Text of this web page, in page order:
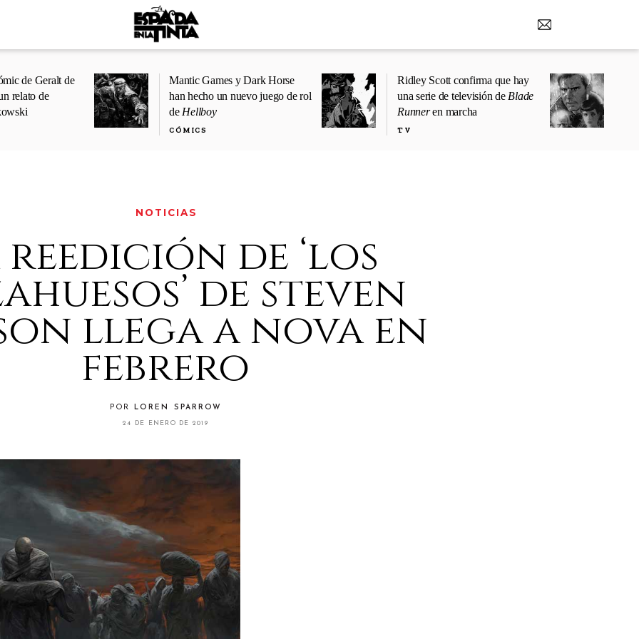
de Geralt de
relato de
Mantic Games y Dark Horse
han hecho un nuevo juego de rol
de Hellboy
CÓMICS
Ridley Scott confirma que hay
una serie de televisión de Blade
Runneren marcha
TV
NOTICIAS
de ‘los
de steven
llega a nova en
febrero
POR LOREN SPARROW
24 DE ENERO DE 2019